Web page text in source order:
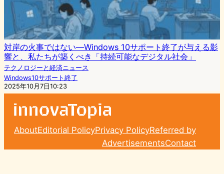
対岸の火事ではない—Windows 10サポート終了が与える影
響と、私たちが築くべき「持続可能なデジタル社会」
テクノロジーと経済ニュース
Windows10サポート終了
2025年10月7日10:23
AboutEditorial PolicyPrivacy PolicyReferred by
AdvertisementsContact